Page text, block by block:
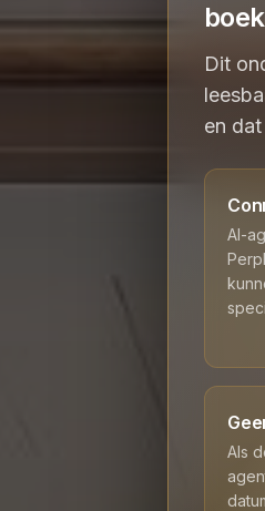
Dit
en
AI-
Als